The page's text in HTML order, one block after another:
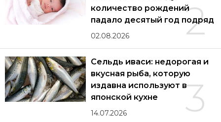
2
количество рождений
падало десятый год подряд
02.08.2026
3
Сельдь иваси: недорогая и
вкусная рыба, которую
издавна используют в
японской кухне
14.07.2026